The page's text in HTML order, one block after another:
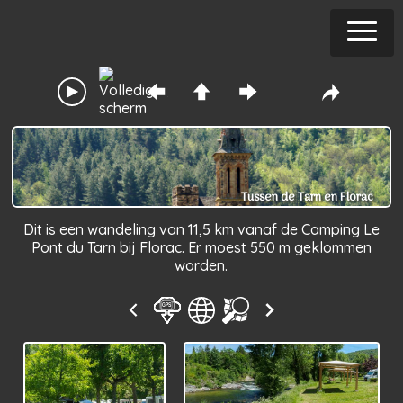
Tussen de Tarn en Florac
Dit is een wandeling van 11,5 km vanaf de Camping Le
Pont du Tarn bij Florac. Er moest 550 m geklommen
worden.